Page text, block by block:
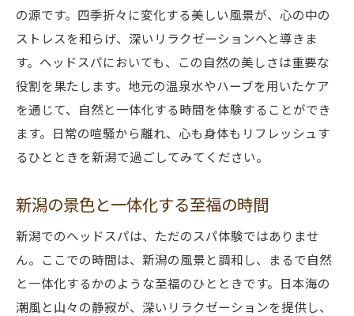
新潟の自然美を感じる贅沢なひととき
自然環境が創り出す心地よさ
新潟の自然と共に過ごす癒しの時間
自然のエネルギーを感じる特別な体験
新潟の自然が与える究極のリラクゼーショ
の源です。四季折々に変化する美しい風景が、心の中の
ストレスを和らげ、深いリラクゼーションへと導きま
す。ヘッドスパにおいても、この自然の美しさは重要な
役割を果たします。地元の温泉水やハーブを用いたケア
を通じて、自然と一体化する時間を体験することができ
ます。日常の喧騒から離れ、心も身体もリフレッシュす
るひとときを新潟で過ごしてみてください。
新潟の景色と一体化する至福の時間
新潟でのヘッドスパは、ただのスパ体験ではありませ
ん。ここでの時間は、新潟の風景と調和し、まるで自然
と一体化するかのような至福のひとときです。日本海の
潮風と山々の静寂が、深いリラクゼーションを提供し、